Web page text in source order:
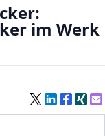
im Werk